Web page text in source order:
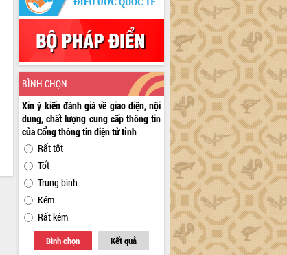
BÌNH CHỌN
Xin ý kiến đánh giá về giao diện, nội
dung, chất lượng cung cấp thông tin
của Cổng thông tin điện tử tỉnh
Rất tốt
Tốt
Trung bình
Kém
Rất kém
Bình chọn Kết quả